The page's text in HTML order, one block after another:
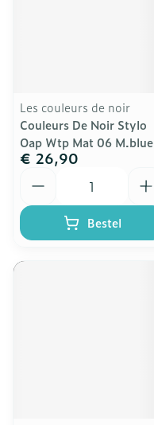
Les couleurs de noir
Couleurs De Noir Stylo
Oap Wtp Mat 06 M.blue
€ 26,90
Bestel